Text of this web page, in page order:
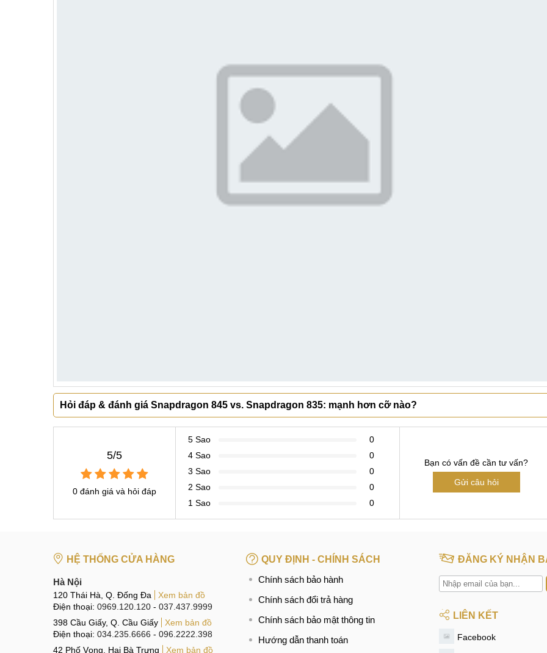
Hỏi đáp & đánh giá Snapdragon 845 vs. Snapdragon 835: mạnh hơn cỡ nào?
5/5
0 đánh giá và hỏi đáp
5 Sao
0
4 Sao
0
3 Sao
0
2 Sao
0
1 Sao
0
Bạn có vấn đề cần tư vấn?
Gửi câu hỏi
HỆ THỐNG CỬA HÀNG
Hà Nội
120 Thái Hà, Q. Đống Đa
Xem bản đồ
Điện thoại: 0969.120.120 - 037.437.9999
398 Cầu Giấy, Q. Cầu Giấy
Xem bản đồ
Điện thoại: 034.235.6666 - 096.2222.398
42 Phố Vọng, Hai Bà Trưng
Xem bản đồ
QUY ĐỊNH - CHÍNH SÁCH
Chính sách bảo hành
Chính sách đổi trả hàng
Chính sách bảo mật thông tin
Hướng dẫn thanh toán
ĐĂNG KÝ NHẬN
LIÊN KẾT
Facebook